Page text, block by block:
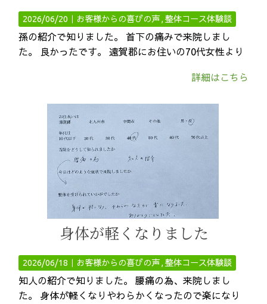
2026/06/20｜ お客様からの喜びの声 整体コース体験談
孫の紹介で知りました。 首下の痛みで来院しまし
た。 良かったです。 遠賀郡にお住いの70代女性より
詳細はこちら
身体が軽くなりました
2026/06/18｜ お客様からの喜びの声 整体コース体験談
知人の紹介で知りました。 腰痛の為、来院しまし
た。 身体が軽くなりやわらかくなったので楽になり